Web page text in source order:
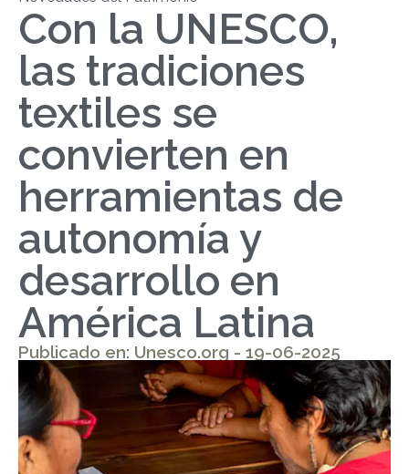
Con la UNESCO,
las tradiciones
textiles se
convierten en
herramientas de
autonomía y
desarrollo en
América Latina
Publicado en: Unesco.org - 19-06-2025